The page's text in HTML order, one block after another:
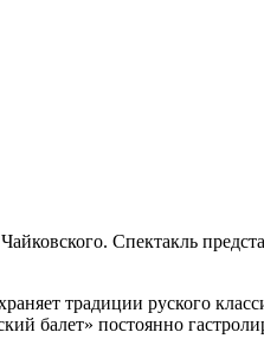
Спектакль
традиции руского
балет» постоянно